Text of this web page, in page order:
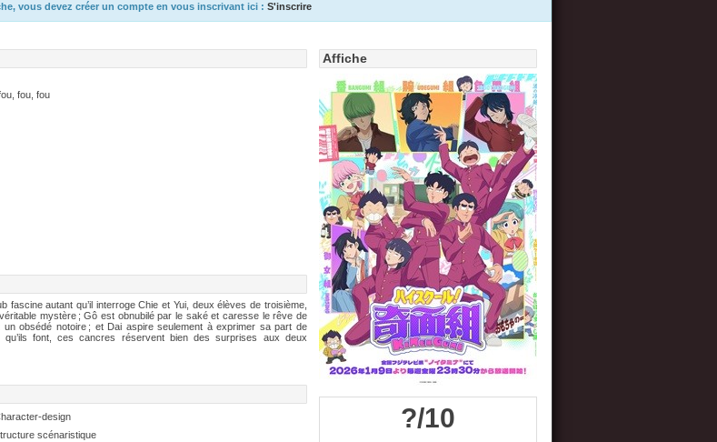
vous devez créer un compte en vous inscrivant ici : S'inscrire
Affiche
?/10
fou, fou
autant qu’il interroge Chie et Yui, deux élèves de troisième,
mystère ; Gô est obnubilé par le saké et caresse le rêve de
obsédé notoire ; et Dai aspire seulement à exprimer sa part de
font, ces cancres réservent bien des surprises aux deux
design
scénaristique